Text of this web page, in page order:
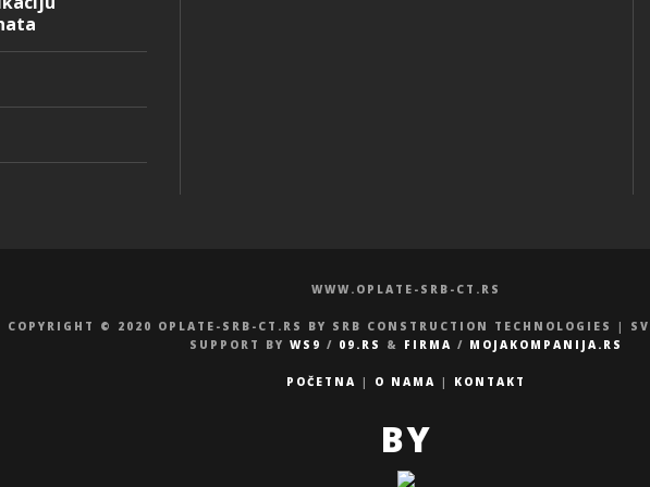
WWW.OPLATE-SRB-CT.RS
COPYRIGHT © 2020 OPLATE-SRB-CT.RS BY SRB CONSTRUCTION TECHNOLOGIES |
SUPPORT BY WS9 / 09.RS & FIRMA / MOJAKOMPANIJA.RS
POČETNA | O NAMA | KONTAKT
BY